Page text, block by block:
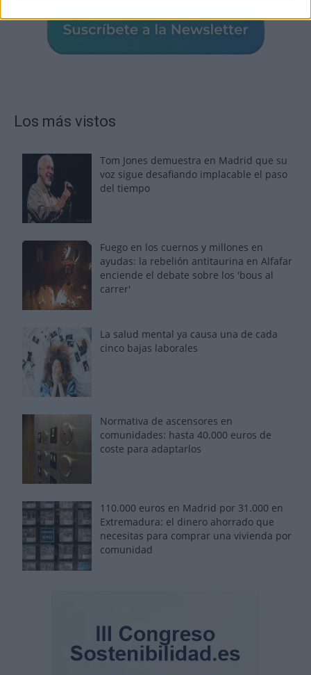
Los más vistos
Tom Jones demuestra en Madrid que su
voz sigue desafiando implacable el paso
del tiempo
Fuego en los cuernos y millones en
ayudas: la rebelión antitaurina en Alfafar
enciende el debate sobre los 'bous al
carrer'
La salud mental ya causa una de cada
cinco bajas laborales
Normativa de ascensores en
comunidades: hasta 40.000 euros de
coste para adaptarlos
110.000 euros en Madrid por 31.000 en
Extremadura: el dinero ahorrado que
necesitas para comprar una vivienda por
comunidad